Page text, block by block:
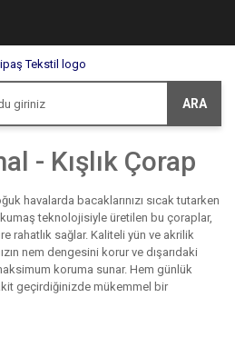
ARA
- Kışlık Çorap
havalarda bacaklarınızı sıcak tutarken
kumaş teknolojisiyle üretilen bu çoraplar,
rahatlık sağlar. Kaliteli yün ve akrilik
nem dengesini korur ve dışarıdaki
koruma sunar. Hem günlük
geçirdiğinizde mükemmel bir